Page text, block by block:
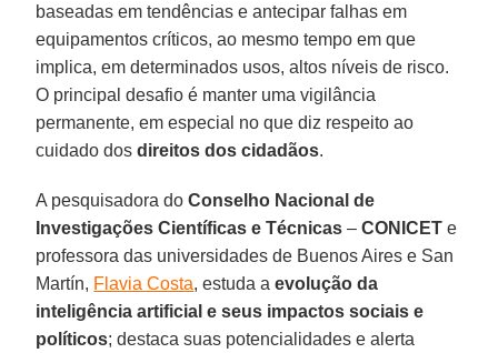
baseadas em tendências e antecipar falhas em
equipamentos críticos, ao mesmo tempo em que
implica, em determinados usos, altos níveis de risco.
O principal desafio é manter uma vigilância
permanente, em especial no que diz respeito ao
cuidado dosdireitos dos cidadãos.
A pesquisadora doConselho Nacional de
Investigações Científicas e Técnicas –CONICET e
professora das universidades de Buenos Aires e San
Martín, Flavia Costa, estuda aevolução da
inteligência artificial e seus impactos sociais e
políticos; destaca suas potencialidades e alerta